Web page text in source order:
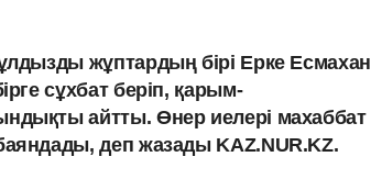
жұптардың бірі Ерке Есмахан
сұхбат беріп, қарым-
айтты. Өнер иелері махаббат
деп жазады KAZ.NUR.KZ.